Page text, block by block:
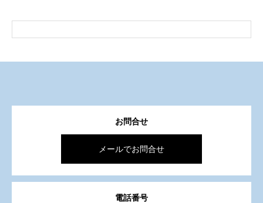
お問合せ
メールでお問合せ
電話番号